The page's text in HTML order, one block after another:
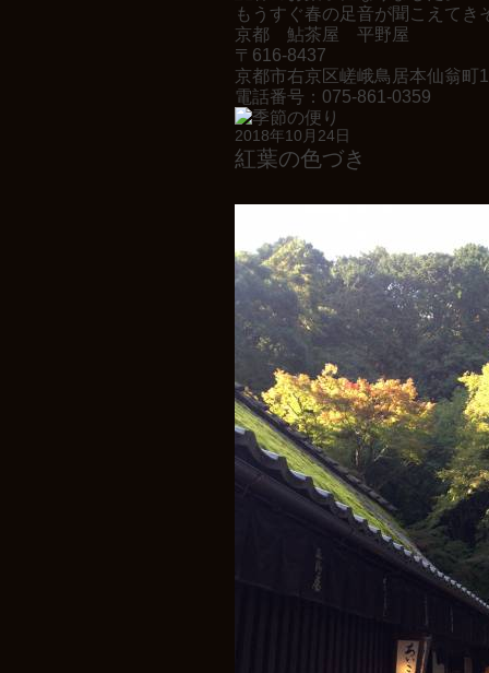
もうすぐ春の足音が聞こえてき
京都 鮎茶屋 平野屋
〒616-8437
京都市右京区嵯峨鳥居本仙翁町
電話番号：075-861-0359
2018年10月24日
紅葉の色づき